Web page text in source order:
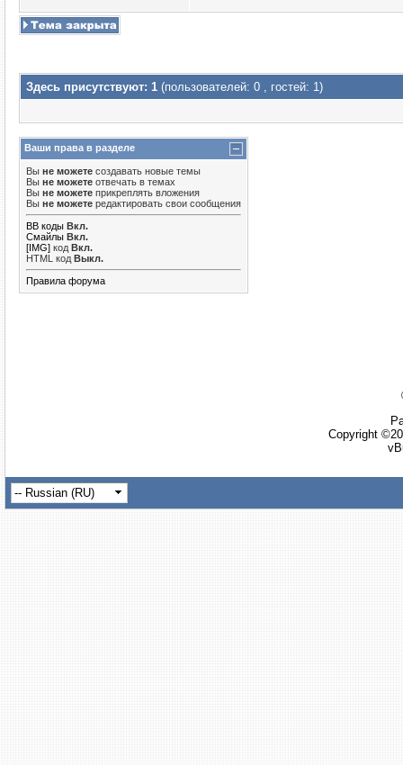
Здесь присутствуют: 1 (пользователей: 0 , гостей: 1)
Ваши права в разделе
Вы не можете создавать новые темы
Вы не можете отвечать в темах
Вы не можете прикреплять вложения
Вы не можете редактировать свои сообщения
BB коды Вкл.
Смайлы Вкл.
[IMG] код Вкл.
HTML код Выкл.
Правила форума
Copyright